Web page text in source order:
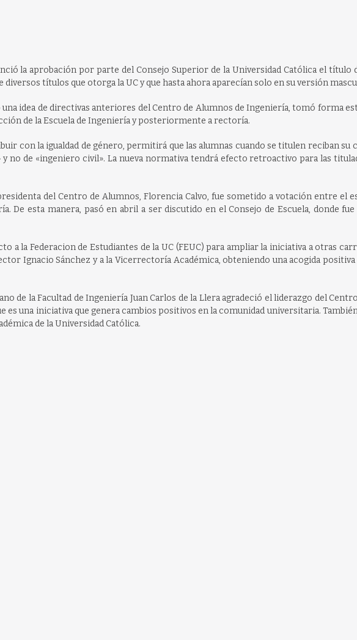
la aprobación por parte del Consejo Superior de la Universidad Católica el título
diversos títulos que otorga la UC y que hasta ahora aparecían solo en su versión
idea de directivas anteriores del Centro de Alumnos de Ingeniería, tomó forma
de la Escuela de Ingeniería y posteriormente a rectoría.
con la igualdad de género, permitirá que las alumnas cuando se titulen reciban su
no de «ingeniero civil». La nueva normativa tendrá efecto retroactivo para las
del Centro de Alumnos, Florencia Calvo, fue sometido a votación entre el
De esta manera, pasó en abril a ser discutido en el Consejo de Escuela, donde
a la Federacion de Estudiantes de la UC (FEUC) para ampliar la iniciativa a otras
Ignacio Sánchez y a la Vicerrectoría Académica, obteniendo una acogida
de la Facultad de Ingeniería Juan Carlos de la Llera agradeció el liderazgo del
es una iniciativa que genera cambios positivos en la comunidad universitaria.
de la Universidad Católica.